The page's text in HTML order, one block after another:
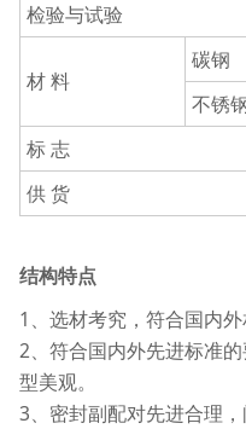
检验与试验
材 料
碳钢
不锈
标 志
供 货
结构特点
1、选材考究，符合国内
2、符合国内外先进标准
型美观。
3、密封副配对先进合理